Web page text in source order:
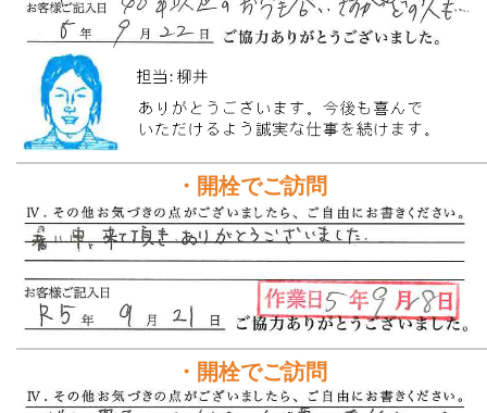
・開栓でご訪問
・開栓でご訪問